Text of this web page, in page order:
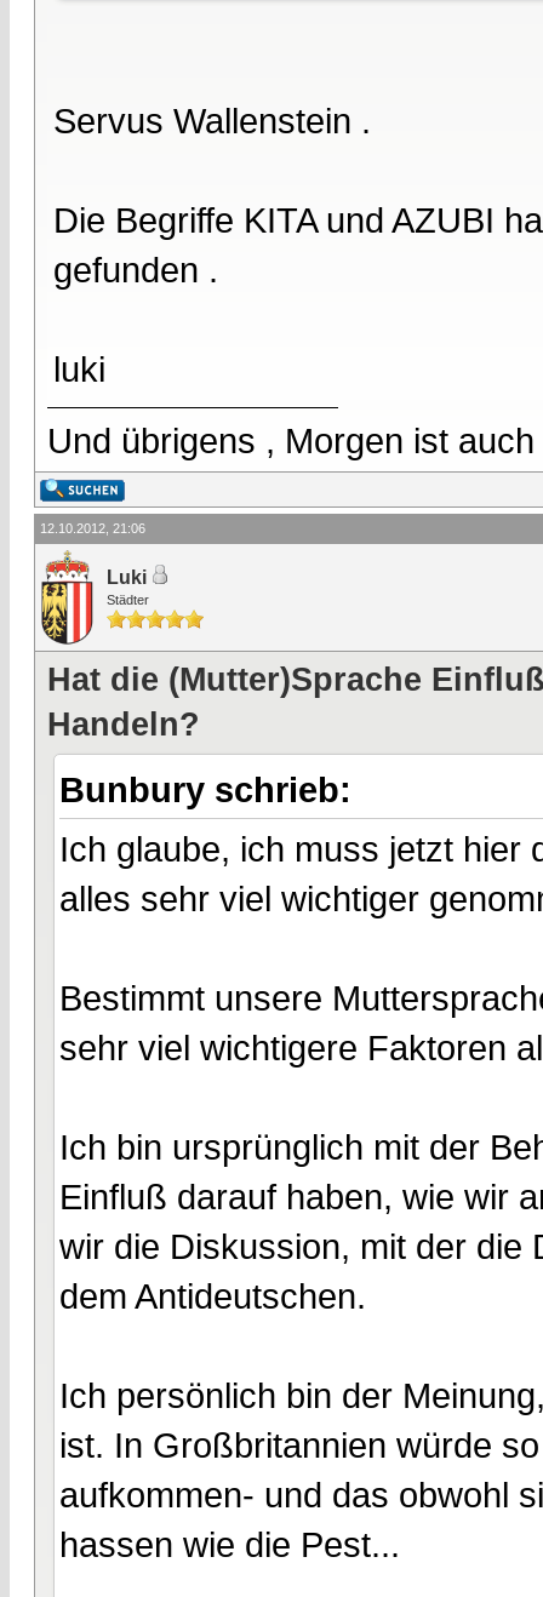
Servus Wallenstein .
Die Begriffe KITA und AZUBI
gefunden .
luki
Und übrigens , Morgen ist
12.10.2012, 21:06
Luki
Städter
Hat die (Mutter)Sprache
Handeln?
Bunbury schrieb:
Ich glaube, ich muss jetzt hier
alles sehr viel wichtiger
Bestimmt unsere
sehr viel wichtigere Faktoren
Ich bin ursprünglich mit der
Einfluß darauf haben, wie wir
wir die Diskussion, mit der die
dem Antideutschen.
Ich persönlich bin der
ist. In Großbritannien würde
aufkommen- und das obwohl
hassen wie die Pest...